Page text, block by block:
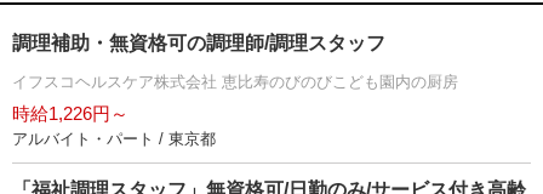
調理補助・無資格可の調理師/調理スタッフ
イフスコヘルスケア株式会社 恵比寿のびのびこども園内の厨房
時給1,226円～
アルバイト・パート / 東京都
「福祉調理スタッフ」無資格可/日勤のみ/サービス付き高齢